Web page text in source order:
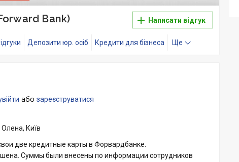
Bank) Написати відгук
Відгуки Депозити юр. осіб Кредити для бізнеса Ще
або зареєструватися
Олена, Київ
две кредитные карты в Форвардбанке.
Суммы были внесены по информации сотрудников